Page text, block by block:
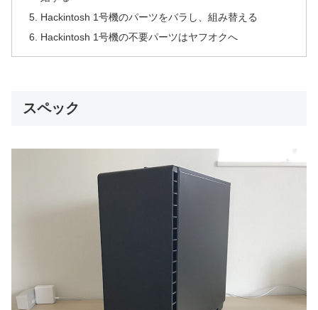
Hackintosh 1号機のパーツをバラし、組み替える
Hackintosh 1号機の不要パーツはヤフオクへ
スペック